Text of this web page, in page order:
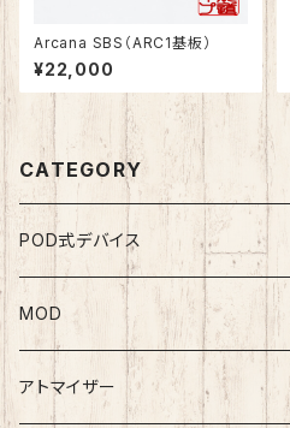
Arcana SBS（ARC1基板）
¥22,000
CATEGORY
POD式デバイス
MOD
テクニカルMOD
アトマイザー